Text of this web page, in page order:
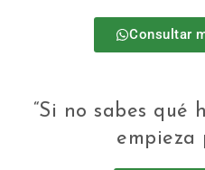
Consultar
“Si no sabes qué
empieza